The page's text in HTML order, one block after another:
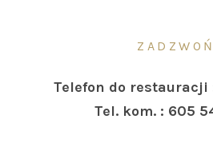
Telefon do restauracji
Tel. kom. : 605